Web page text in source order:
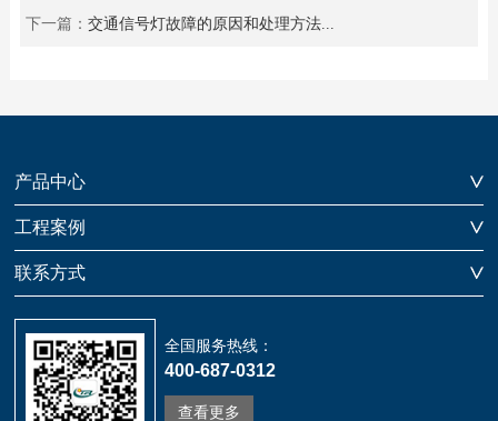
下一篇： 交通信号灯故障的原因和处理方法...
产品中心
工程案例
联系方式
全国服务热线：
400-687-0312
查看更多